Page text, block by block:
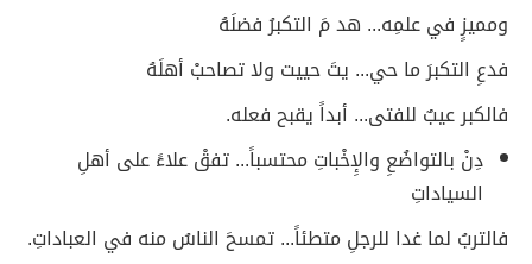
ومميزٍ في علمِه... هد مَ التكبرُ فضلَهُ
فدعِ التكبرَ ما حي... يتَ حييت ولا تصاحبْ أهلَهُ
فالكبر عيبٌ للفتى... أبداً يقبح فعله.
دِنْ بالتواضُعِ والإِخْباتِ محتسباً... تفقْ علاءً على أهلِ
السياداتِ
فالتربُ لما غدا للرجلِ متطئاً... تمسحَ الناسُ منه في العباداتِ.